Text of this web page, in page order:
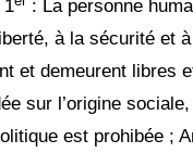
1 : La personne
à la sécurité et
et demeurent libres
sur l’origine
est prohibée ;